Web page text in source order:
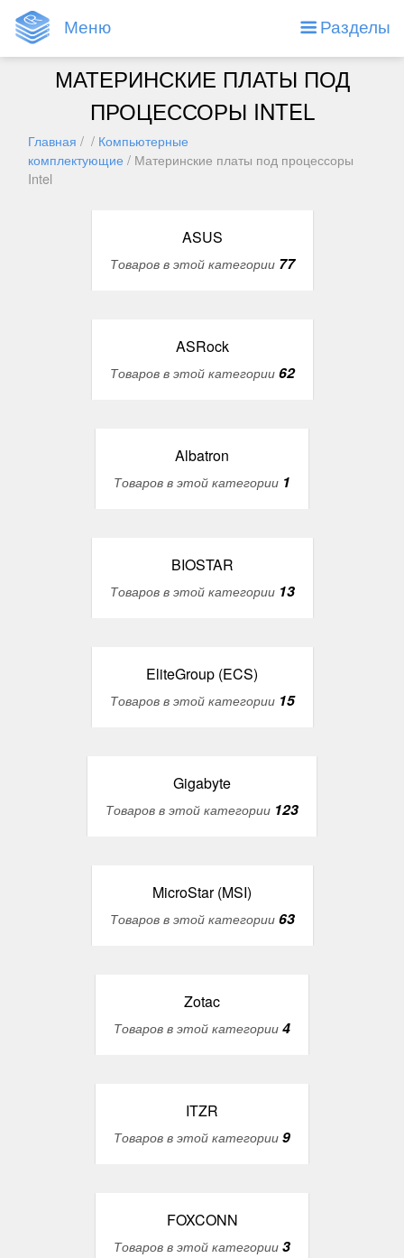
Меню Разделы
МАТЕРИНСКИЕ ПЛАТЫ ПОД
ПРОЦЕССОРЫ INTEL
Главная / / Компьютерные
комплектующие / Материнские платы под процессоры
Intel
ASUS
Товаров в этой категории 77
ASRock
Товаров в этой категории 62
Albatron
Товаров в этой категории 1
BIOSTAR
Товаров в этой категории 13
EliteGroup (ECS)
Товаров в этой категории 15
Gigabyte
Товаров в этой категории 123
MicroStar (MSI)
Товаров в этой категории 63
Zotac
Товаров в этой категории 4
ITZR
Товаров в этой категории 9
FOXCONN
Товаров в этой категории 3